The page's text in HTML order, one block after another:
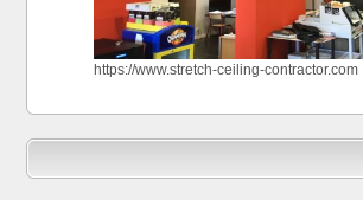
https://www.stretch-ceiling-contractor.com